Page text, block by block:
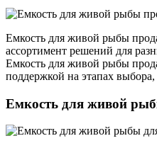
Емкость для живой рыбы
ассортимент решений для
Емкость для живой рыбы
поддержкой на этапах
Емкость для живой